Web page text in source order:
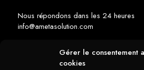
Gérer le consentement
cookies
Nous répondons dans les 24 heures
info@ametasolution.com
RESTEZ INFORMÉ